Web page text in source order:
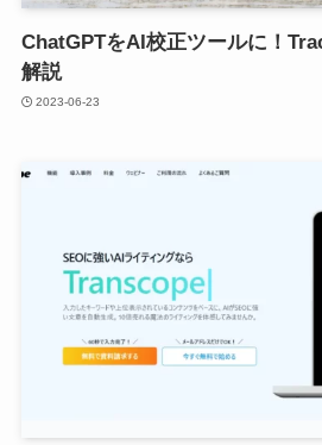
ChatGPTをAI校正ツールに！
解説
2023-06-23